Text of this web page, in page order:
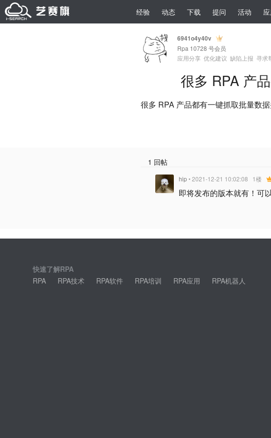
经验 动态 下载 提问 活动
6941o4y40v
Rpa 10728 号会员
应用分享 优化建议 缺陷上报 寻求
很多 RPA 产
很多 RPA 产品都有一键抓取批量数
1 回帖
hip• 2021-12-21 10:02:08 1楼
即将发布的版本就有！可
快速了解RPA
RPA
RPA技术 RPA软件 RPA培训 RPA应用 RPA机器人